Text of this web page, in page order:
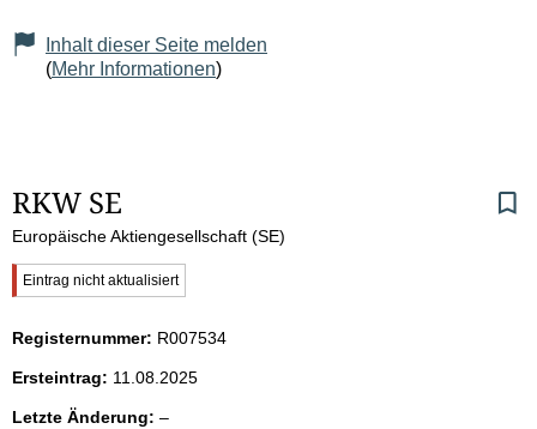
Inhalt dieser Seite melden
(Mehr Informationen)
S
e
i
t
e
RKW SE
Europäische Aktiengesellschaft (SE)
W
i
h
i
Eintrag nicht aktualisiert
Registernummer: R007534
Ersteintrag: 11.08.2025
Letzte Änderung: –l